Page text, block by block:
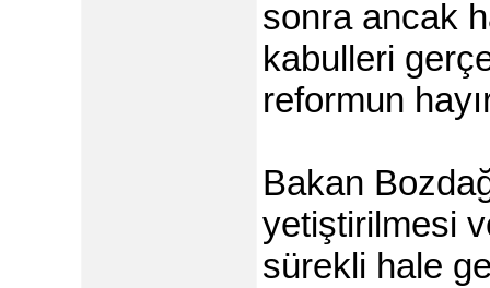
sonra ancak
kabulleri
reformun
Bakan
yetiştirilmesi
sürekli hale